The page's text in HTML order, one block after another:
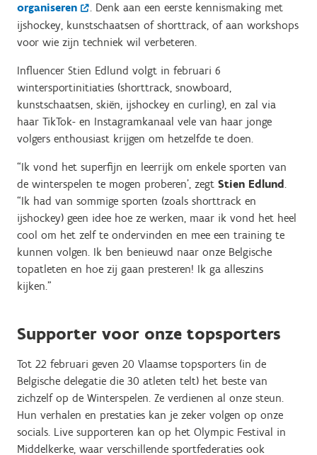
organiseren
. Denk aan een eerste kennismaking met
ijshockey, kunstschaatsen of shorttrack, of aan workshops
voor wie zijn techniek wil verbeteren.
Influencer Stien Edlund volgt in februari 6
wintersportinitiaties (shorttrack, snowboard,
kunstschaatsen, skiën, ijshockey en curling), en zal via
haar TikTok- en Instagramkanaal vele van haar jonge
volgers enthousiast krijgen om hetzelfde te doen.
“Ik vond het superfijn en leerrijk om enkele sporten van
de winterspelen te mogen proberen’, zegt Stien Edlund.
“Ik had van sommige sporten (zoals shorttrack en
ijshockey) geen idee hoe ze werken, maar ik vond het heel
cool om het zelf te ondervinden en mee een training te
kunnen volgen. Ik ben benieuwd naar onze Belgische
topatleten en hoe zij gaan presteren! Ik ga alleszins
kijken.”
Supporter voor onze topsporters
Tot 22 februari geven 20 Vlaamse topsporters (in de
Belgische delegatie die 30 atleten telt) het beste van
zichzelf op de Winterspelen. Ze verdienen al onze steun.
Hun verhalen en prestaties kan je zeker volgen op onze
socials. Live supporteren kan op het Olympic Festival in
Middelkerke, waar verschillende sportfederaties ook